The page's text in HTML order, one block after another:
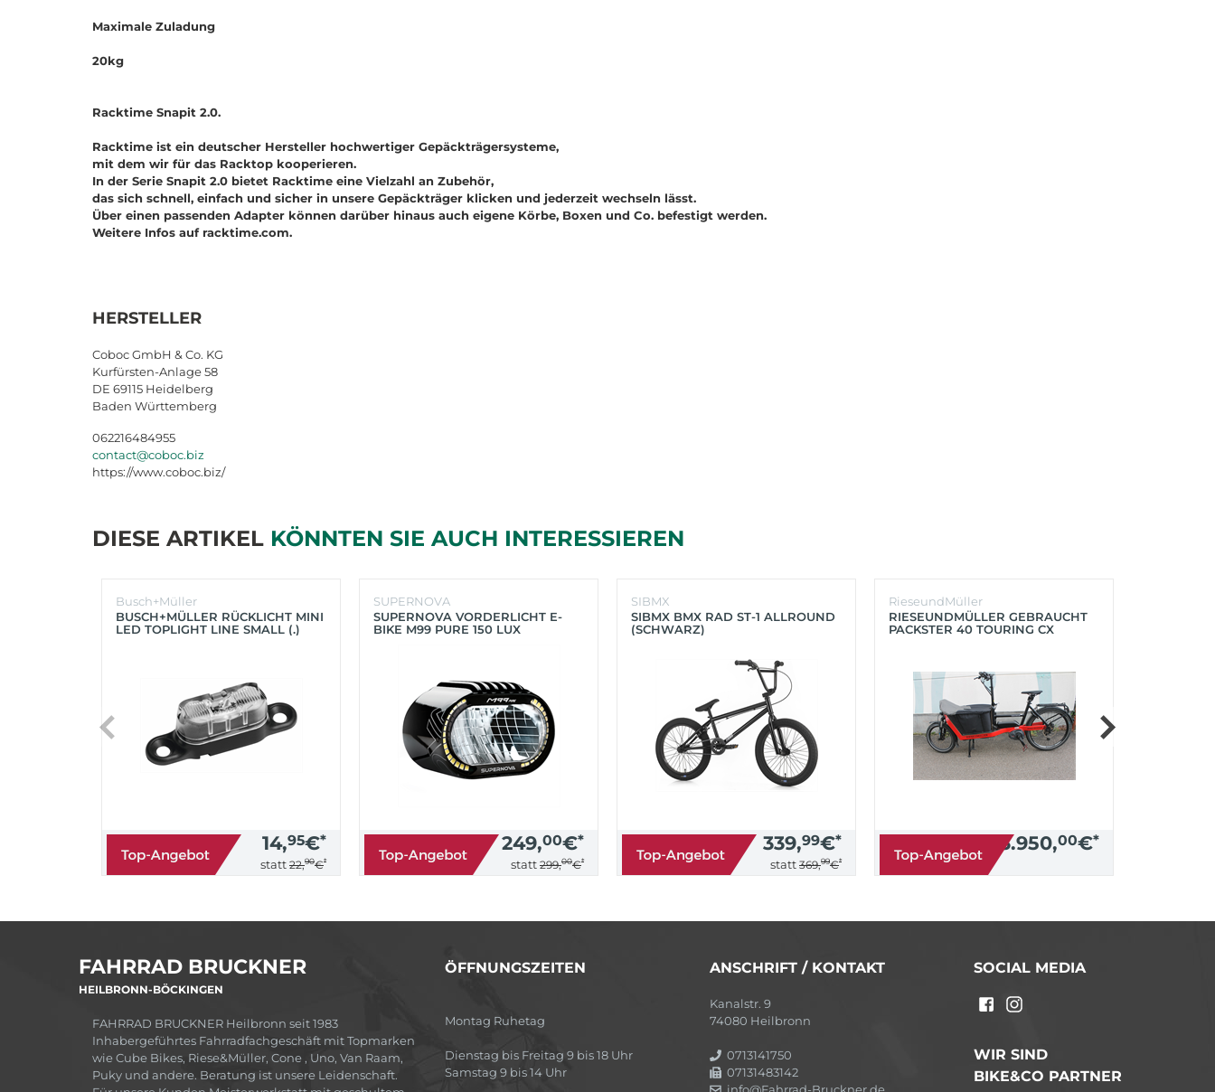
Maximale Zuladung
20kg
Racktime Snapit 2.0.
Racktime ist ein deutscher Hersteller hochwertiger Gepäckträgersysteme,
mit dem wir für das Racktop kooperieren.
In der Serie Snapit 2.0 bietet Racktime eine Vielzahl an Zubehör,
das sich schnell, einfach und sicher in unsere Gepäckträger klicken und jederzeit wechseln lässt.
Über einen passenden Adapter können darüber hinaus auch eigene Körbe, Boxen und Co. befestigt werden.
Weitere Infos auf racktime.com.
HERSTELLER
Coboc GmbH & Co. KG
Kurfürsten-Anlage 58
DE 69115 Heidelberg
Baden Württemberg
062216484955
contact@coboc.biz
https://www.coboc.biz/
DIESE ARTIKEL KÖNNTEN SIE AUCH INTERESSIEREN
Busch+Müller
BUSCH+MÜLLER RÜCKLICHT MINI
LED TOPLIGHT LINE SMALL (.)
14,95€*
statt 22,90€*
SUPERNOVA
SUPERNOVA VORDERLICHT E-
BIKE M99 PURE 150 LUX
249,00€*
statt 299,00€*
SIBMX
SIBMX BMX RAD ST-1 ALLROUND
(SCHWARZ)
339,99€*
statt 369,99€*
RieseundMüller
RIESEUNDMÜLLER GEBRAUCHT
PACKSTER 40 TOURING CX
3.950,00€*
FAHRRAD BRUCKNER
HEILBRONN-BÖCKINGEN
FAHRRAD BRUCKNER Heilbronn seit 1983
Inhabergeführtes Fahrradfachgeschäft mit Topmarken
wie Cube Bikes, Riese&Müller, Cone , Uno, Van Raam,
Puky und andere. Beratung ist unsere Leidenschaft.
ÖFFNUNGSZEITEN
Montag Ruhetag
Dienstag bis Freitag 9 bis 18 Uhr
Samstag 9 bis 14 Uhr
ANSCHRIFT / KONTAKT
Kanalstr. 9
74080 Heilbronn
0713141750
07131483142
SOCIAL MEDIA
WIR SIND
BIKE&CO PARTNER